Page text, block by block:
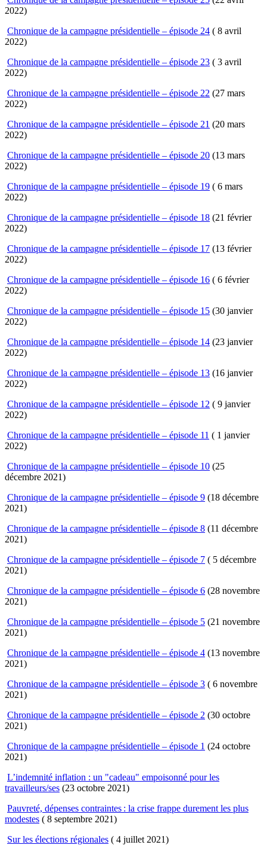
2022)
Chronique de la campagne présidentielle – épisode 24 ( 8 avril
2022)
Chronique de la campagne présidentielle – épisode 23 ( 3 avril
2022)
Chronique de la campagne présidentielle – épisode 22 (27 mars
2022)
Chronique de la campagne présidentielle – épisode 21 (20 mars
2022)
Chronique de la campagne présidentielle – épisode 20 (13 mars
2022)
Chronique de la campagne présidentielle – épisode 19 ( 6 mars
2022)
Chronique de la campagne présidentielle – épisode 18 (21 février
2022)
Chronique de la campagne présidentielle – épisode 17 (13 février
2022)
Chronique de la campagne présidentielle – épisode 16 ( 6 février
2022)
Chronique de la campagne présidentielle – épisode 15 (30 janvier
2022)
Chronique de la campagne présidentielle – épisode 14 (23 janvier
2022)
Chronique de la campagne présidentielle – épisode 13 (16 janvier
2022)
Chronique de la campagne présidentielle – épisode 12 ( 9 janvier
2022)
Chronique de la campagne présidentielle – épisode 11 ( 1 janvier
2022)
Chronique de la campagne présidentielle – épisode 10 (25
décembre 2021)
Chronique de la campagne présidentielle – épisode 9 (18 décembre
2021)
Chronique de la campagne présidentielle – épisode 8 (11 décembre
2021)
Chronique de la campagne présidentielle – épisode 7 ( 5 décembre
2021)
Chronique de la campagne présidentielle – épisode 6 (28 novembre
2021)
Chronique de la campagne présidentielle – épisode 5 (21 novembre
2021)
Chronique de la campagne présidentielle – épisode 4 (13 novembre
2021)
Chronique de la campagne présidentielle – épisode 3 ( 6 novembre
2021)
Chronique de la campagne présidentielle – épisode 2 (30 octobre
2021)
Chronique de la campagne présidentielle – épisode 1 (24 octobre
2021)
L’indemnité inflation : un "cadeau" empoisonné pour les
travailleurs/ses (23 octobre 2021)
Pauvreté, dépenses contraintes : la crise frappe durement les plus
modestes ( 8 septembre 2021)
Sur les élections régionales ( 4 juillet 2021)